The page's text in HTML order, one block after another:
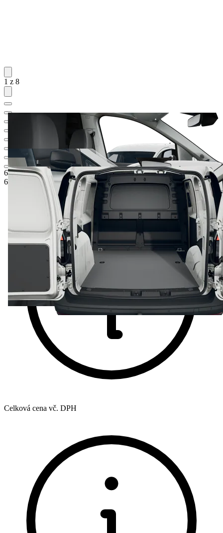
1 z 8
660 554 Kč1
Ceníková cena
609 899 Kč5
Celková cena vč. DPH